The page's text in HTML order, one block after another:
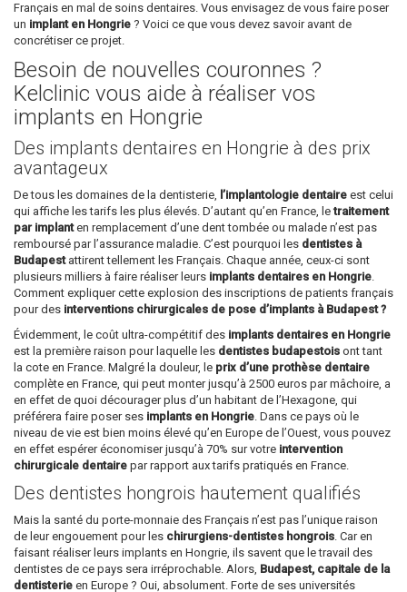
Français en mal de soins dentaires. Vous envisagez de vous faire poser
un implant en Hongrie ? Voici ce que vous devez savoir avant de
concrétiser ce projet.
Besoin de nouvelles couronnes ?
Kelclinic vous aide à réaliser vos
implants en Hongrie
Des implants dentaires en Hongrie à des prix
avantageux
De tous les domaines de la dentisterie, l’implantologie dentaire est celui
qui affiche les tarifs les plus élevés. D’autant qu’en France, letraitement
par implanten remplacement d’une dent tombée ou malade n’est pas
remboursé par l’assurance maladie. C’est pourquoi les dentistes à
Budapestattirent tellement les Français. Chaque année, ceux-ci sont
plusieurs milliers à faire réaliser leurs implants dentaires en Hongrie.
Comment expliquer cette explosion des inscriptions de patients français
pour des interventions chirurgicales de pose d’implants à Budapest ?
Évidemment, le coût ultra-compétitif des implants dentaires en Hongrie
est la première raison pour laquelle les dentistes budapestois ont tant
la cote en France. Malgré la douleur, le prix d’une prothèse dentaire
complète en France, qui peut monter jusqu’à 2500 euros par mâchoire, a
en effet de quoi décourager plus d’un habitant de l’Hexagone, qui
préférera faire poser ses implants en Hongrie. Dans ce pays où le
niveau de vie est bien moins élevé qu’en Europe de l’Ouest, vous pouvez
en effet espérer économiser jusqu’à 70% sur votre intervention
chirurgicale dentaire par rapport aux tarifs pratiqués en France.
Des dentistes hongrois hautement qualifiés
Mais la santé du porte-monnaie des Français n’est pas l’unique raison
de leur engouement pour les chirurgiens-dentistes hongrois. Car en
faisant réaliser leurs implants en Hongrie, ils savent que le travail des
dentistes de ce pays sera irréprochable. Alors, Budapest, capitale de la
dentisterie en Europe ? Oui, absolument. Forte de ses universités